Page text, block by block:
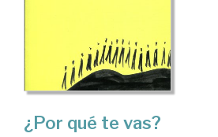
¿Por qué te vas?